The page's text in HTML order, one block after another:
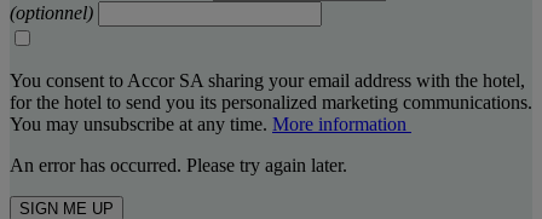
(optionnel)
You consent to Accor SA sharing your email address with the hotel,
for the hotel to send you its personalized marketing communications.
You may unsubscribe at any time. More information
An error has occurred. Please try again later.
SIGN ME UP